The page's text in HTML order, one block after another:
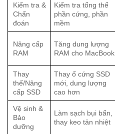
Kiểm tra &
Chẩn
đoán
Kiểm tra tổng thể
phần cứng, phần
mềm
Nâng cấp
RAM
Tăng dung lượng
RAM cho MacBook
Thay
thế/Nâng
cấp SSD
Thay ổ cứng SSD
mới, dung lượng
cao hơn
Vệ sinh &
Bảo
dưỡng
Làm sạch bụi bẩn,
thay keo tản nhiệt